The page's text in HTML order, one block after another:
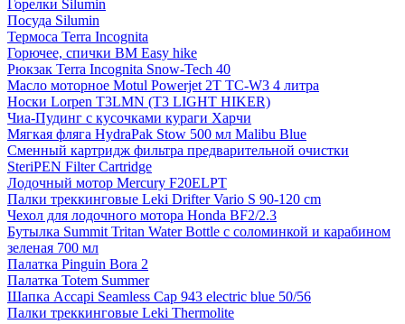
Горелки Silumin
Посуда Silumin
Термоса Terra Incognita
Горючее, спички BM Easy hike
Рюкзак Terra Incognita Snow-Tech 40
Масло моторное Motul Powerjet 2T TC-W3 4 литра
Носки Lorpen T3LMN (T3 LIGHT HIKER)
Чиа-Пудинг с кусочками кураги Харчи
Мягкая фляга HydraPak Stow 500 мл Malibu Blue
Сменный картридж фильтра предварительной очистки
SteriPEN Filter Cartridge
Лодочный мотор Mercury F20ELPT
Палки треккинговые Leki Drifter Vario S 90-120 cm
Чехол для лодочного мотора Honda BF2/2.3
Бутылка Summit Tritan Water Bottle с соломинкой и карабином
зеленая 700 мл
Палатка Pinguin Bora 2
Палатка Totem Summer
Шапка Accapi Seamless Cap 943 electric blue 50/56
Палки треккинговые Leki Thermolite